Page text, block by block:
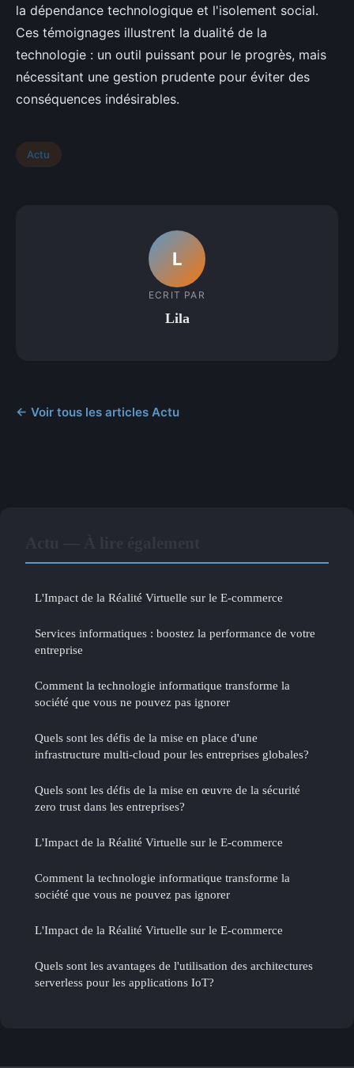
la dépendance technologique et l'isolement social.
Ces témoignages illustrent la dualité de la
technologie : un outil puissant pour le progrès, mais
nécessitant une gestion prudente pour éviter des
conséquences indésirables.
Actu
L
ECRIT PAR
Lila
← Voir tous les articles Actu
L'Impact de la Réalité Virtuelle sur le E-commerce
Services informatiques : boostez la performance de votre
entreprise
Comment la technologie informatique transforme la
société que vous ne pouvez pas ignorer
Quels sont les défis de la mise en place d'une
infrastructure multi-cloud pour les entreprises globales?
Quels sont les défis de la mise en œuvre de la sécurité
zero trust dans les entreprises?
L'Impact de la Réalité Virtuelle sur le E-commerce
Comment la technologie informatique transforme la
société que vous ne pouvez pas ignorer
L'Impact de la Réalité Virtuelle sur le E-commerce
Quels sont les avantages de l'utilisation des architectures
serverless pour les applications IoT?